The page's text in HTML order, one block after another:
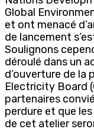
Global
et ont menacé
de lancement
Soulignons
déroulé dans un
d’ouverture de la
Electricity Board
partenaires
perdure et que
de cet atelier